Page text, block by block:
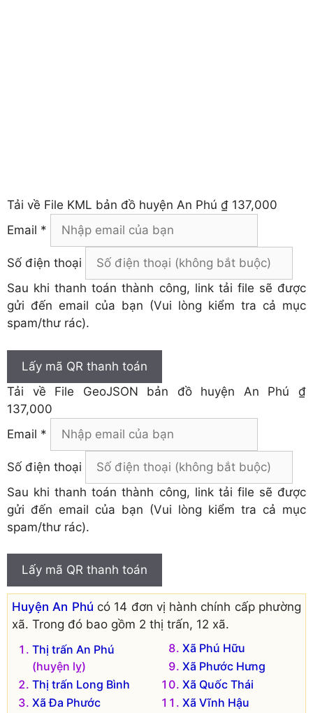
Tải về File KML bản đồ huyện An Phú ₫ 137,000
Email *
Số điện thoại
Sau khi thanh toán thành công, link tải file sẽ được
gửi đến email của bạn (Vui lòng kiểm tra cả mục
spam/thư rác).
Lấy mã QR thanh toán
Tải về File GeoJSON bản đồ huyện An Phú
₫
137,000
Email *
Số điện thoại
Sau khi thanh toán thành công, link tải file sẽ được
gửi đến email của bạn (Vui lòng kiểm tra cả mục
spam/thư rác).
Lấy mã QR thanh toán
Huyện An Phú có 14 đơn vị hành chính cấp phường
xã. Trong đó bao gồm 2 thị trấn, 12 xã.
Thị trấn An Phú
(huyện lỵ)
Thị trấn Long Bình
Xã Đa Phước
Xã Phú Hữu
Xã Phước Hưng
Xã Quốc Thái
Xã Vĩnh Hậu